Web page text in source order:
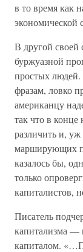
в то время как
экономической
В другой своей
буржуазной
простых людей.
фразам, ловко
американцу
так что в конце
различить и,
марширующих
казалось бы,
только
капиталистов,
Писатель
капитализма —
капиталом.